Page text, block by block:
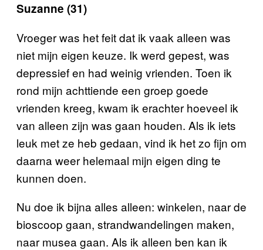
Suzanne (31)
Vroeger was het feit dat ik vaak alleen was
niet mijn eigen keuze. Ik werd gepest, was
depressief en had weinig vrienden. Toen ik
rond mijn achttiende een groep goede
vrienden kreeg, kwam ik erachter hoeveel ik
van alleen zijn was gaan houden. Als ik iets
leuk met ze heb gedaan, vind ik het zo fijn om
daarna weer helemaal mijn eigen ding te
kunnen doen.
Nu doe ik bijna alles alleen: winkelen, naar de
bioscoop gaan, strandwandelingen maken,
naar musea gaan. Als ik alleen ben kan ik